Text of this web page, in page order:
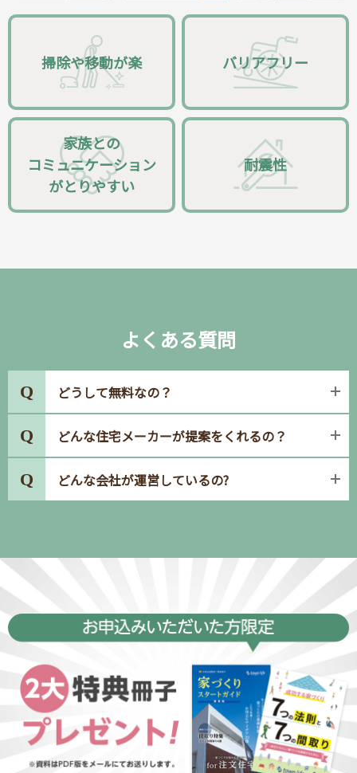
掃除や移動が楽 バリアフリー
家族との
コミュニケーション
がとりやすい
耐震性
よくある質問
Q どうして無料なの？
住宅メーカーから広告料をいただいて運営しているため、お客
様のご利用は完全無料でサービスを提供しています。お客様が
利用料を加算することは一切ございません。安心してご利用く
ださい。
Q どんな住宅メーカーが提案をくれるの？
厳格な国家基準をクリアした住宅メーカーのみと提携しており
ます。また、どの会社から提案をもらうかはお客様ご自身で選
Q どんな会社が運営しているの?